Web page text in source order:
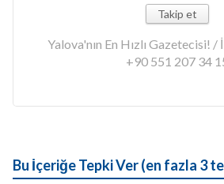
Takip et
Yalova'nın En Hızlı Gazetecisi!
+90 551 207 34
Bu İçeriğe Tepki Ver (en fazla 3